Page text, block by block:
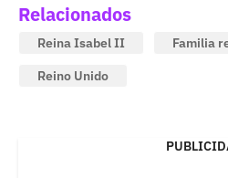
Relacionados
Reina Isabel II
Familia
Reino Unido